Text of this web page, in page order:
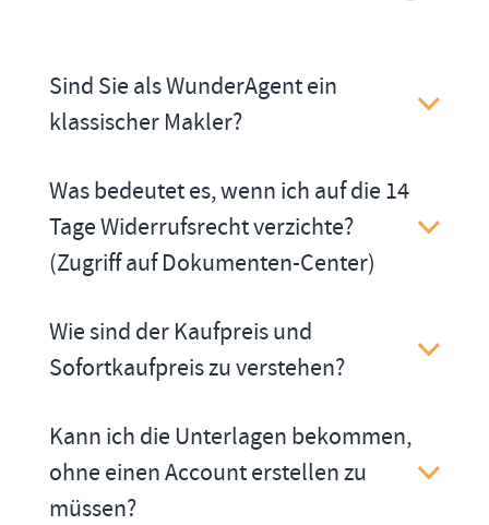
Sind Sie als WunderAgent ein
klassischer Makler?
Was bedeutet es, wenn ich auf die 14
Tage Widerrufsrecht verzichte?
(Zugriff auf Dokumenten-Center)
Wie sind der Kaufpreis und
Sofortkaufpreis zu verstehen?
Kann ich die Unterlagen bekommen,
ohne einen Account erstellen zu
müssen?